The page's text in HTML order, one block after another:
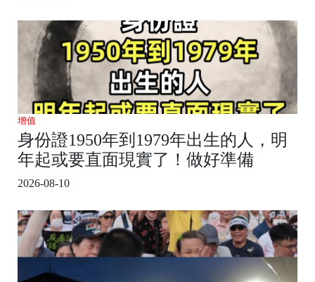
增值
身份證1950年到1979年出生的人，明
年起或要直面現實了！做好準備
2026-08-10